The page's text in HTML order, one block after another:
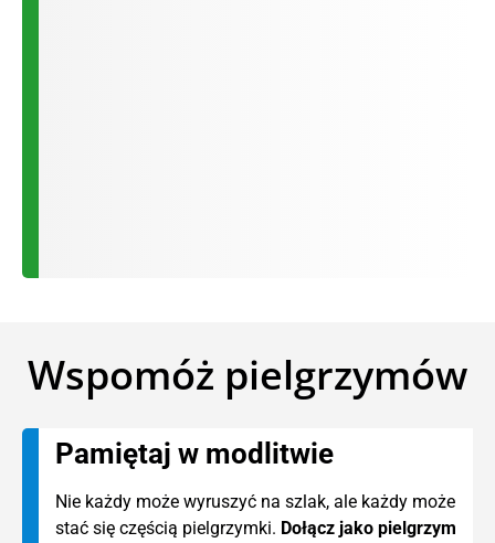
Wspomóż pielgrzymów
Pamiętaj w modlitwie
Nie każdy może wyruszyć na szlak, ale każdy może
stać się częścią pielgrzymki. Dołącz jako pielgrzym